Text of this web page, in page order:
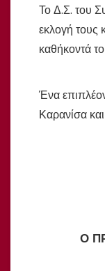
Το Δ.Σ. του
εκλογή τους
καθήκοντά
Ένα
Καρανίσα
Ο